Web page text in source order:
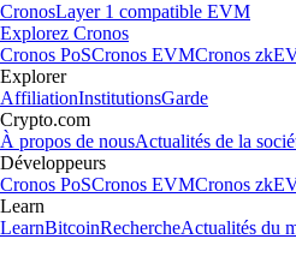
CronosLayer 1 compatible EVM
Explorez Cronos
Cronos PoSCronos EVMCronos
Explorer
AffiliationInstitutionsGarde
Crypto.com
À propos de nousActualités de la
Développeurs
Cronos PoSCronos EVMCronos
Learn
LearnBitcoinRechercheActualités du